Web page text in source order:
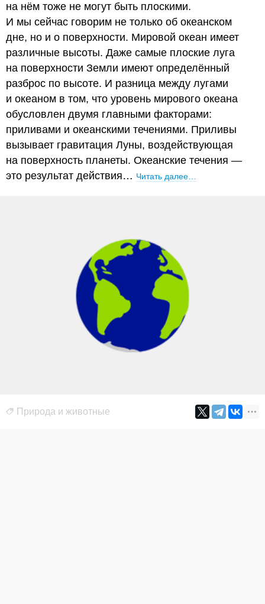
на нём тоже не могут быть плоскими.
И мы сейчас говорим не только об океанском
дне, но и о поверхности. Мировой океан имеет
различные высоты. Даже самые плоские луга
на поверхности Земли имеют определённый
разброс по высоте. И разница между лугами
и океаном в том, что уровень мирового океана
обусловлен двумя главными факторами:
приливами и океанскими течениями. Приливы
вызывает гравитация Луны, воздействующая
на поверхность планеты. Океанские течения —
это результат действия… Читать далее…
Природа и животные